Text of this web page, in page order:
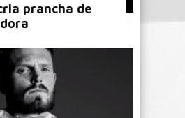
prancha de